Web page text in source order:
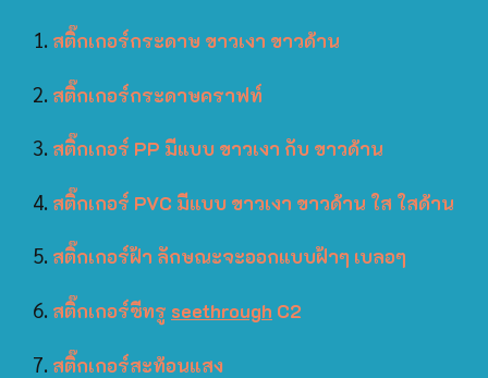
สติ๊กเกอร์กระดาษ ขาวเงา ขาวด้าน
สติ๊กเกอร์กระดาษคราฟท์
สติ๊กเกอร์ PP มีแบบ ขาวเงา กับ ขาวด้าน
สติ๊กเกอร์ PVC มีแบบ ขาวเงา ขาวด้าน ใส ใสด้าน
สติ๊กเกอร์ฝ้า ลักษณะจะออกแบบฝ้าๆ เบลอๆ
สติ๊กเกอร์ซีทรู seethrough C2
สติ๊กเกอร์สะท้อนแสง